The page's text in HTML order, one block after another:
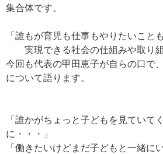
集合体です。
「誰もが育児も仕事もやりたいこと
実現できる社会の仕組みや取り組
今回も代表の甲田恵子が自らの口で
について語ります。
「誰かがちょっと子どもを見ていて
に・・・」
「働きたいけどまだ子どもと一緒に